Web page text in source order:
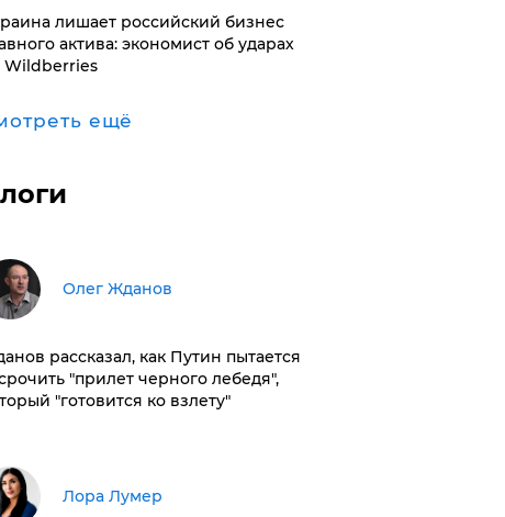
лишает российский бизнес
актива: экономист об ударах
Wildberries
ещё
Олег Жданов
рассказал, как Путин пытается
"прилет черного лебедя",
"готовится ко взлету"
​Лора Лумер